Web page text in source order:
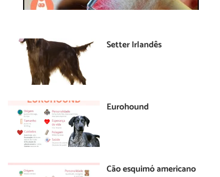
Setter Irlandês
Eurohound
Cão esquimó americano